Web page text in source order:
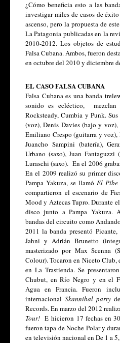
¿Cómo beneficia esto a las
investigar miles de casos de
ascenso, pero la propuesta de
La Patagonia publicadas en la
2010-2012. Los objetos de
Falsa Cubana. Ambos, fueron
en octubre del 2010 y diciembre
EL CASO FALSA CUBANA
Falsa Cubana es una banda
sonido es ecléctico,
Rocksteady, Cumbia y Punk.
(voz), Denis Davies (bajo y
Emiliano Crespo (guitarra y voz),
Juancho Sampini (batería),
Urbano (saxo), Juan
Luraschi (saxo).  En el 2006
En el 2009 realizó su primer
Pampa Yakuza, se llamó El Pibe
compartieron el escenario de
Mood y Aztecas Tupro. Durante
disco junto a Pampa Yakuza.
bandas del circuito como
2011 la banda presentó
Jahni y Adrián Brunetto
masterizado por Max Scenna
Colour). Tocaron en Niceto
en La Trastienda. Se
Chubut, en Río Negro y en el
Agua en Francia. Fueron
internacional Skannibal party
Records. En marzo del 2012
Tour! E hicieron 17 fechas en
fueron tapa de Noche Polar y
en televisión nacional en De 1 a